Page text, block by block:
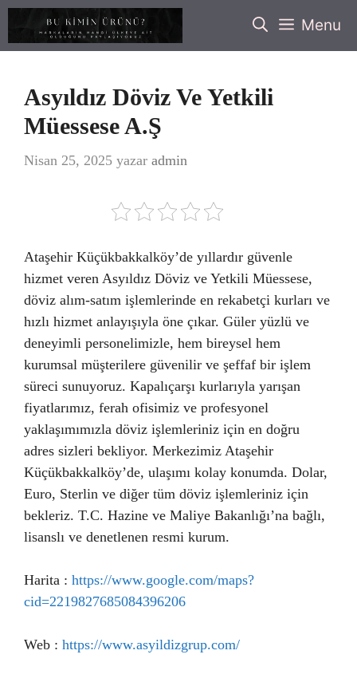
İçeriğe
Menu
Asyıldız Döviz Ve Yetkili
Müessese A.Ş
Nisan 25, 2025 yazar admin
Ataşehir Küçükbakkalköy’de yıllardır güvenle
hizmet veren Asyıldız Döviz ve Yetkili Müessese,
döviz alım-satım işlemlerinde en rekabetçi kurları ve
hızlı hizmet anlayışıyla öne çıkar. Güler yüzlü ve
deneyimli personelimizle, hem bireysel hem
kurumsal müşterilere güvenilir ve şeffaf bir işlem
süreci sunuyoruz. Kapalıçarşı kurlarıyla yarışan
fiyatlarımız, ferah ofisimiz ve profesyonel
yaklaşımımızla döviz işlemleriniz için en doğru
adres sizleri bekliyor. Merkezimiz Ataşehir
Küçükbakkalköy’de, ulaşımı kolay konumda. Dolar,
Euro, Sterlin ve diğer tüm döviz işlemleriniz için
bekleriz. T.C. Hazine ve Maliye Bakanlığı’na bağlı,
lisanslı ve denetlenen resmi kurum.
Harita : https://www.google.com/maps?
cid=2219827685084396206
Web : https://www.asyildizgrup.com/